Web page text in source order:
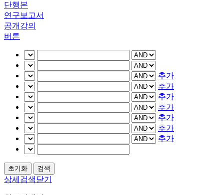
단행본
연구보고서
공개강의
버튼
추가
추가
추가
추가
추가
추가
추가
상세검색닫기